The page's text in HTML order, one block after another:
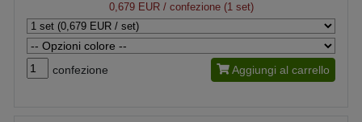
0,679 EUR/ confezione (1 set)
confezione Aggiungi al carrello